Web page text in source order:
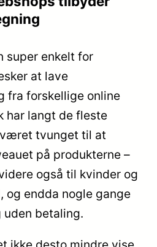
super enkelt for
at lave
fra forskellige online
har langt de fleste
tvunget til at
på produkterne –
også til kvinder og
og endda nogle gange
betaling.